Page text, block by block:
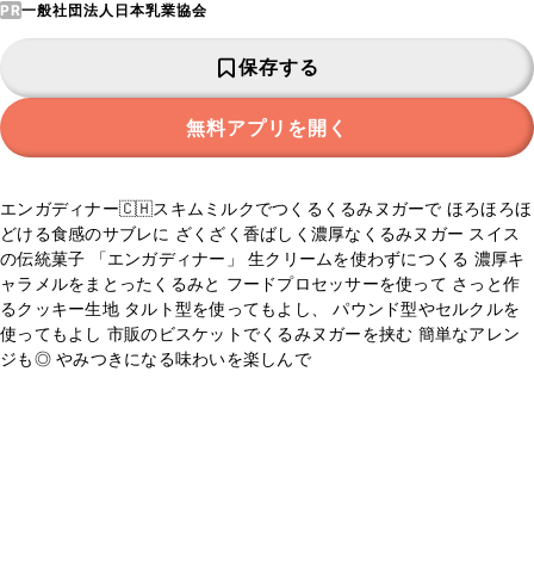
PR一般社団法人日本乳業協会
保存する
無料アプリを開く
エンガディナー🇨🇭スキムミルクでつくるくるみヌガーで ほろほろほ
どける食感のサブレに ざくざく香ばしく濃厚なくるみヌガー スイス
の伝統菓子 「エンガディナー」 生クリームを使わずにつくる 濃厚キ
ャラメルをまとったくるみと フードプロセッサーを使って さっと作
るクッキー生地 タルト型を使ってもよし、 パウンド型やセルクルを
使ってもよし 市販のビスケットでくるみヌガーを挟む 簡単なアレン
ジも◎ やみつきになる味わいを楽しんで